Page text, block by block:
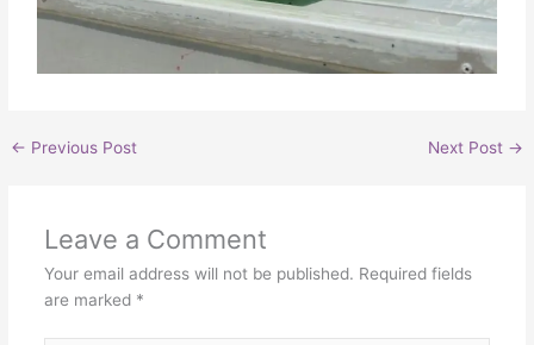
← Previous Post Next Post →
Leave a Comment
Your email address will not be published. Required fields
are marked *